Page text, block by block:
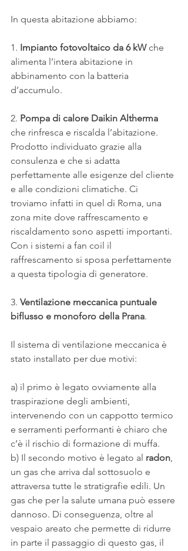
In questa abitazione abbiamo:
1. Impianto fotovoltaico da 6 kW che
alimenta l’intera abitazione in
abbinamento con la batteria
d’accumulo.
2. Pompa di calore Daikin Altherma
che rinfresca e riscalda l’abitazione.
Prodotto individuato grazie alla
consulenza e che si adatta
perfettamente alle esigenze del cliente
e alle condizioni climatiche. Ci
troviamo infatti in quel di Roma, una
zona mite dove raffrescamento e
riscaldamento sono aspetti importanti.
Con i sistemi a fan coil il
raffrescamento si sposa perfettamente
a questa tipologia di generatore.
3. Ventilazione meccanica puntuale
biflusso e monoforo della Prana.
Il sistema di ventilazione meccanica è
stato installato per due motivi:
a) il primo è legato ovviamente alla
traspirazione degli ambienti,
intervenendo con un cappotto termico
e serramenti performanti è chiaro che
c’è il rischio di formazione di muffa.
b) Il secondo motivo è legato al radon
un gas che arriva dal sottosuolo e
attraversa tutte le stratigrafie edili. Un
gas che per la salute umana può essere
dannoso. Di conseguenza, oltre al
vespaio areato che permette di ridurre
in parte il passaggio di questo gas, il